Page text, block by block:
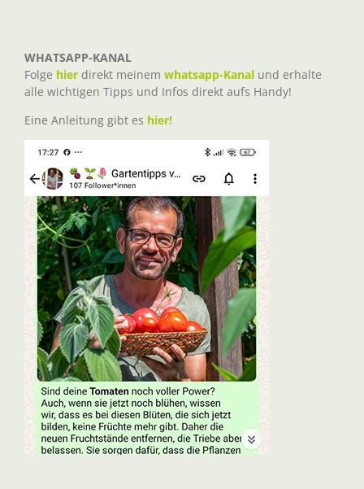
WHATSAPP-KANAL
Folge hier direkt meinem whatsapp-Kanal und erhalte
alle wichtigen Tipps und Infos direkt aufs Handy!
Eine Anleitung gibt es hier!